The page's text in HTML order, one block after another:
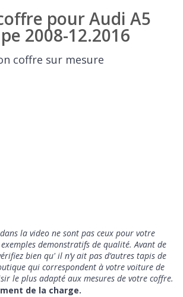
pour Audi A5
2008-12.2016
coffre sur mesure
la video ne sont pas ceux pour votre
demonstratifs de qualité. Avant de
bien qu' il n’y ait pas d’autres tapis de
qui correspondent à votre voiture de
le plus adapté aux mesures de votre coffre.
de la charge.